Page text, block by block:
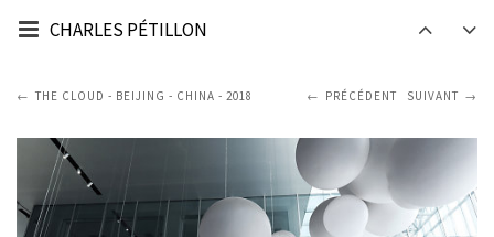
CHARLES PÉTILLON
PRÉCÉDENT SUIVANT
THE CLOUD - BEIJING - CHINA - 2018